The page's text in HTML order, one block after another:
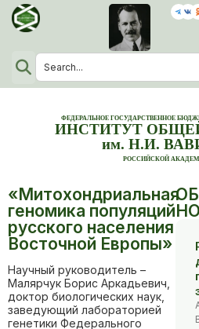
ФЕДЕРАЛЬНОЕ ГОСУДАРСТВЕННОЕ
ИНСТИТУТ
им. Н.И.
РОССИЙСКОЙ
«Митохондриальная
геномика популяций
русского населения
Восточной Европы»
Научный руководитель –
Малярчук Борис Аркадьевич,
доктор биологических наук,
заведующий лабораторией
генетики Федерального